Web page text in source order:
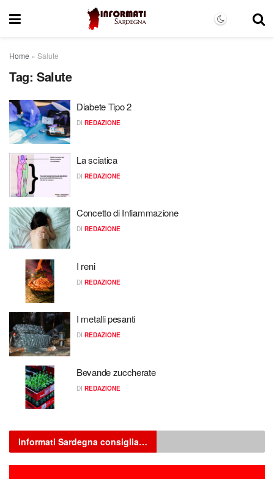
Home » Salute
Tag: Salute
Diabete Tipo 2
DI REDAZIONE
La sciatica
DI REDAZIONE
Concetto di Infiammazione
DI REDAZIONE
I reni
DI REDAZIONE
I metalli pesanti
DI REDAZIONE
Bevande zuccherate
DI REDAZIONE
Informati Sardegna consiglia…